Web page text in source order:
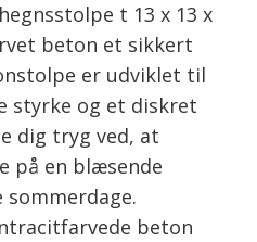
t 13 x 13 x
beton et sikkert
er udviklet til
styrke og et diskret
dig tryg ved, at
på en blæsende
beton